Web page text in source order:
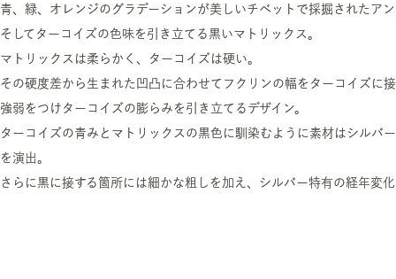
青、緑、オレンジのグラデーションが美しいチベットで採掘されたア
そしてターコイズの色味を引き立てる黒いマトリックス。
マトリックスは柔らかく、ターコイズは硬い。
その硬度差から生まれた凹凸に合わせてフクリンの幅をターコイズに
強弱をつけターコイズの膨らみを引き立てるデザイン。
ターコイズの青みとマトリックスの黒色に馴染むように素材はシルバ
を演出。
さらに黒に接する箇所には細かな粗しを加え、シルバー特有の経年変